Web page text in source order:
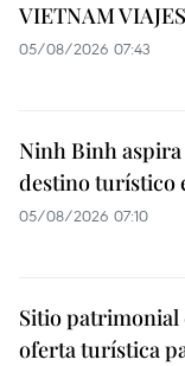
VIETNAM VIAJES
05/08/2026 07:43
Ninh Binh
destino turístico
05/08/2026 07:10
Sitio patrimonial
oferta turística